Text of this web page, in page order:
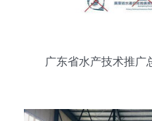
广东省水产技术推广